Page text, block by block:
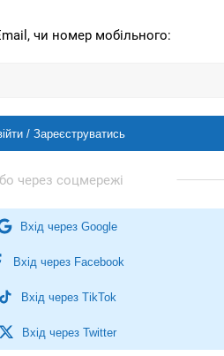
чи номер мобільного:
/ Зареєструватись
Вхід через Google
Вхід через Facebook
Вхід через TikTok
Вхід через Twitter